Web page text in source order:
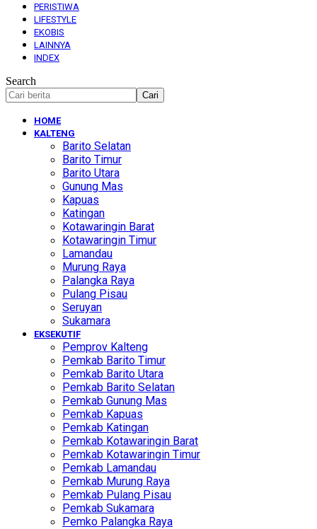
PERISTIWA
LIFESTYLE
EKOBIS
LAINNYA
INDEX
Search
HOME
KALTENG
Barito Selatan
Barito Timur
Barito Utara
Gunung Mas
Kapuas
Katingan
Kotawaringin Barat
Kotawaringin Timur
Lamandau
Murung Raya
Palangka Raya
Pulang Pisau
Seruyan
Sukamara
EKSEKUTIF
Pemprov Kalteng
Pemkab Barito Timur
Pemkab Barito Utara
Pemkab Barito Selatan
Pemkab Gunung Mas
Pemkab Kapuas
Pemkab Katingan
Pemkab Kotawaringin Barat
Pemkab Kotawaringin Timur
Pemkab Lamandau
Pemkab Murung Raya
Pemkab Pulang Pisau
Pemkab Sukamara
Pemko Palangka Raya